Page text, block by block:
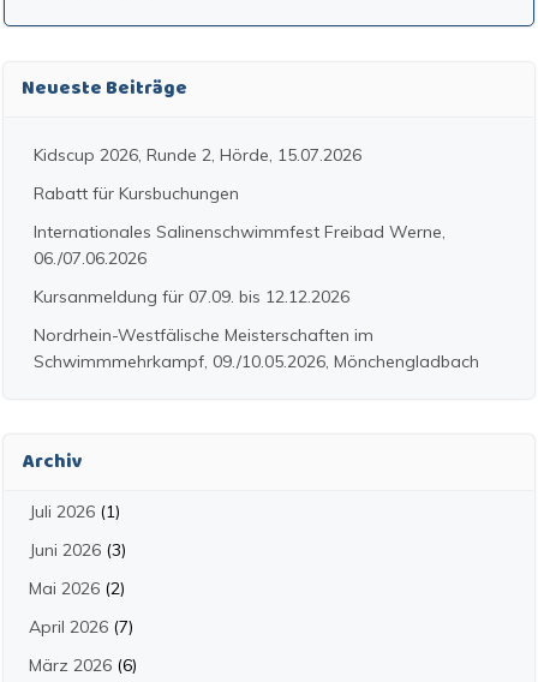
Neueste Beiträge
Kidscup 2026, Runde 2, Hörde, 15.07.2026
Rabatt für Kursbuchungen
Internationales Salinenschwimmfest Freibad Werne,
06./07.06.2026
Kursanmeldung für 07.09. bis 12.12.2026
Nordrhein-Westfälische Meisterschaften im
Schwimmmehrkampf, 09./10.05.2026, Mönchengladbach
Archiv
Juli 2026 (1)
Juni 2026 (3)
Mai 2026 (2)
April 2026 (7)
März 2026 (6)